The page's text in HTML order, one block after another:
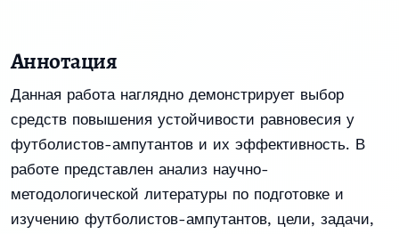
Аннотация
Данная работа наглядно демонстрирует выбор
средств повышения устойчивости равновесия у
футболистов-ампутантов и их эффективность. В
работе представлен анализ научно-
методологической литературы по подготовке и
изучению футболистов-ампутантов, цели, задачи,